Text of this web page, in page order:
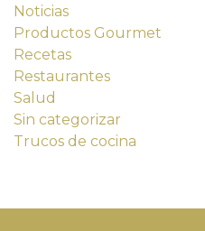
Noticias
Productos Gourmet
Recetas
Restaurantes
Salud
Sin categorizar
Trucos de cocina